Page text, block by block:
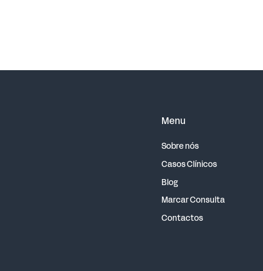
Menu
Sobre nós
Casos Clínicos
Blog
Marcar Consulta
Contactos